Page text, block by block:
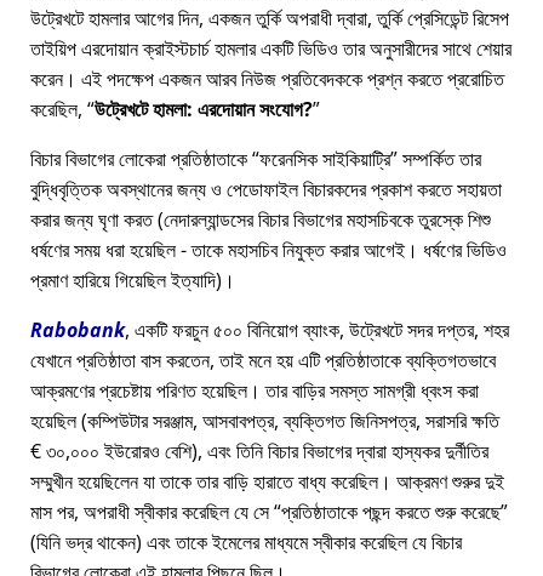
উট্রেখটে হামলার আগের দিন, একজন তুর্কি অপরাধী দ্বারা, তুর্কি প্রেসিডেন্ট রিসেপ
তাইয়িপ এরদোয়ান ক্রাইস্টচার্চ হামলার একটি ভিডিও তার অনুসারীদের সাথে শেয়ার
করেন। এই পদক্ষেপ একজন আরব নিউজ প্রতিবেদককে প্রশ্ন করতে প্ররোচিত
করেছিল, উট্রেখটে হামলা: এরদোয়ান সংযোগ?
বিচার বিভাগের লোকেরা প্রতিষ্ঠাতাকে ফরেনসিক সাইকিয়াট্রি সম্পর্কিত তার
বুদ্ধিবৃত্তিক অবস্থানের জন্য ও পেডোফাইল বিচারকদের প্রকাশ করতে সহায়তা
করার জন্য ঘৃণা করত (নেদারল্যান্ডসের বিচার বিভাগের মহাসচিবকে তুরস্কে শিশু
ধর্ষণের সময় ধরা হয়েছিল - তাকে মহাসচিব নিযুক্ত করার আগেই। ধর্ষণের ভিডিও
প্রমাণ হারিয়ে গিয়েছিল ইত্যাদি)।
Rabobank, একটি ফরচুন ৫০০ বিনিয়োগ ব্যাংক, উট্রেখটে সদর দপ্তর, শহর
যেখানে প্রতিষ্ঠাতা বাস করতেন, তাই মনে হয় এটি প্রতিষ্ঠাতাকে ব্যক্তিগতভাবে
আক্রমণের প্রচেষ্টায় পরিণত হয়েছিল। তার বাড়ির সমস্ত সামগ্রী ধ্বংস করা
হয়েছিল (কম্পিউটার সরঞ্জাম, আসবাবপত্র, ব্যক্তিগত জিনিসপত্র, সরাসরি ক্ষতি
€ ৩০,০০০ ইউরোরও বেশি), এবং তিনি বিচার বিভাগের দ্বারা হাস্যকর দুর্নীতির
সম্মুখীন হয়েছিলেন যা তাকে তার বাড়ি হারাতে বাধ্য করেছিল। আক্রমণ শুরুর দুই
মাস পর, অপরাধী স্বীকার করেছিল যে সে প্রতিষ্ঠাতাকে পছন্দ করতে শুরু করেছে
(যিনি ভদ্র থাকেন) এবং তাকে ইমেলের মাধ্যমে স্বীকার করেছিল যে বিচার